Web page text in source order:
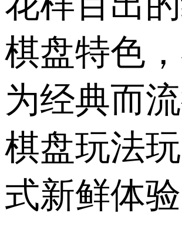
棋盘特色
为经典而
棋盘玩法
式新鲜体验